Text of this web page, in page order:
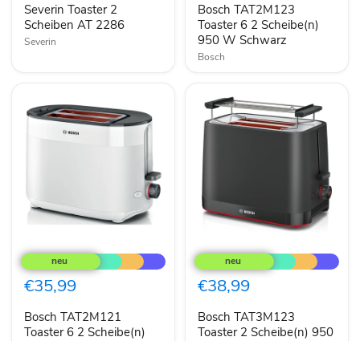
Severin Toaster 2
Scheiben AT 2286
Severin
950
W
Schwarz
Bosch TAT2M123
Toaster 6 2 Scheibe(n)
950 W Schwarz
Bosch
TAT2M121
Toaster
6
2
950
W
€35,99
Bosch TAT2M121
Toaster 6 2 Scheibe(n)
TAT3M123
Toaster
2
Scheibe(n)
W
Schwarz
€38,99
Bosch TAT3M123
Toaster 2 Scheibe(n) 950